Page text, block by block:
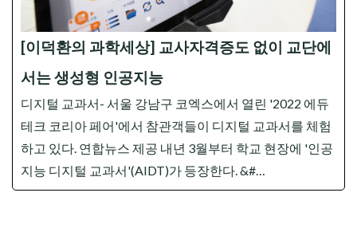
[이덕환의 과학세상] 교사자격증도 없이 교단에
서는 생성형 인공지능
디지털 교과서- 서울 강남구 코엑스에서 열린 '2022 에듀
테크 코리아 페어'에서 참관객들이 디지털 교과서를 체험
하고 있다. 연합뉴스 제공 내년 3월부터 학교 현장에 '인공
지능 디지털 교과서'(AIDT)가 등장한다. &#…